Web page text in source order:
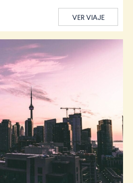
VER VIAJE